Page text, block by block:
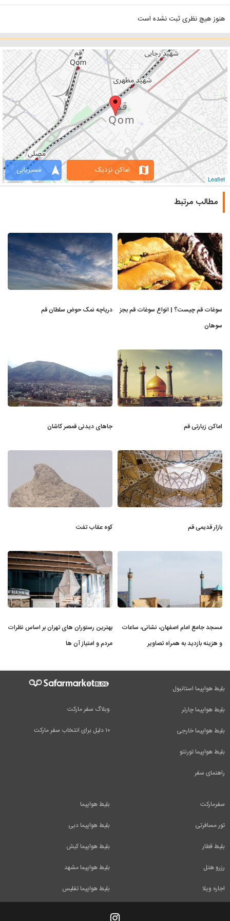
هنوز هیچ نظری ثبت نشده است
Leaflet
navigation مسیریابی map اماکن نزدیک
مطالب مرتبط
سوغات قم چیست؟ | انواع سوغات قم بجز
سوهان
دریاچه نمک حوض سلطان قم
اماکن زیارتی قم جاهای دیدنی قمصر کاشان
بازار قدیمی قم کوه عقاب تفت
مسجد جامع امام اصفهان، نشانی، ساعات
و هزینه بازدید به همراه تصاویر
بهترین رستوران های تهران بر اساس نظرات
مردم و امتیاز آن ها
وبلاگ سفر مارکت
۱۰ دلیل برای انتخاب سفر مارکت
بلیط هواپیما استانبول
بلیط هواپیما چارتر
بلیط هواپیما خارجی
بلیط هواپیما تورنتو
راهنمای سفر
بلیط هواپیما
بلیط هواپیما دبی
بلیط هواپیما کیش
بلیط هواپیما مشهد
بلیط هواپیما تفلیس
سفرمارکت
تور مسافرتی
بلیط قطار
رزرو هتل
اجاره ویلا